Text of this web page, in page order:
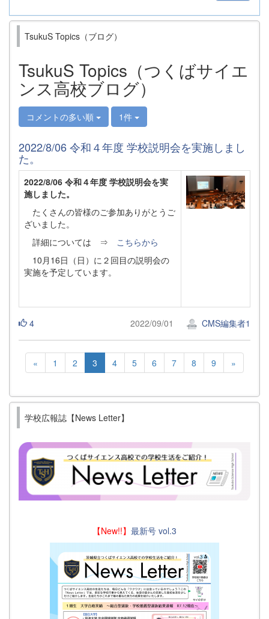
TsukuS Topics（ブログ）
TsukuS Topics（つくばサイエ
ンス高校ブログ）
コメントの多い順 1件
2022/8/06 令和４年度 学校説明会を実施しまし
た。
2022/8/06 令和４年度 学校説明会を実
施しました。
たくさんの皆様のご参加ありがとうご
ざいました。
詳細については ⇒ こちらから
10月16日（日）に２回目の説明会の
実施を予定しています。
4 2022/09/01 CMS編集者1
« 1 2 3 4 5 6 7 8 9 »
学校広報誌【News Letter】
【New!!】 最新号 vol.3